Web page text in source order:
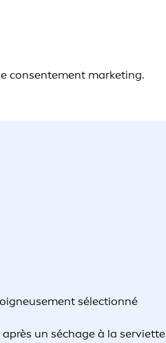
consentement marketing.
sélectionné
un séchage à la serviette